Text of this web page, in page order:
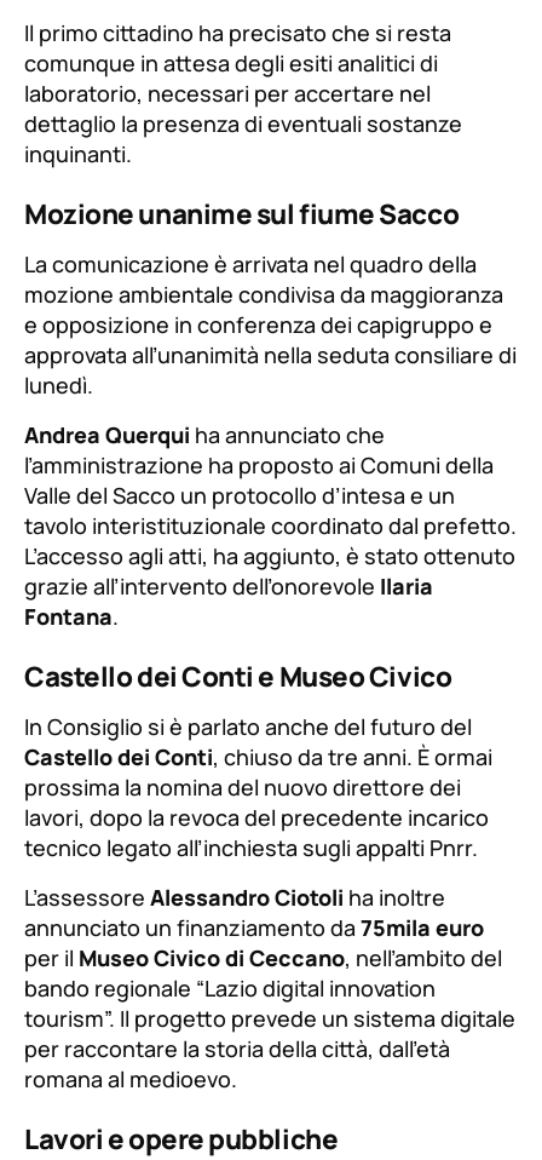
Il primo cittadino ha precisato che si resta
comunque in attesa degli esiti analitici di
laboratorio, necessari per accertare nel
dettaglio la presenza di eventuali sostanze
inquinanti.
Mozione unanime sul fiume Sacco
La comunicazione è arrivata nel quadro della
mozione ambientale condivisa da maggioranza
e opposizione in conferenza dei capigruppo e
approvata all’unanimità nella seduta consiliare di
lunedì.
Andrea Querqui ha annunciato che
l’amministrazione ha proposto ai Comuni della
Valle del Sacco un protocollo d’intesa e un
tavolo interistituzionale coordinato dal prefetto.
L’accesso agli atti, ha aggiunto, è stato ottenuto
grazie all’intervento dell’onorevole Ilaria
Fontana.
Castello dei Conti e Museo Civico
In Consiglio si è parlato anche del futuro del
Castello dei Conti, chiuso da tre anni. È ormai
prossima la nomina del nuovo direttore dei
lavori, dopo la revoca del precedente incarico
tecnico legato all’inchiesta sugli appalti Pnrr.
L’assessore Alessandro Ciotoli ha inoltre
annunciato un finanziamento da 75mila euro
per il Museo Civico di Ceccano, nell’ambito del
bando regionale “Lazio digital innovation
tourism”. Il progetto prevede un sistema digitale
per raccontare la storia della città, dall’età
romana al medioevo.
Lavori e opere pubbliche